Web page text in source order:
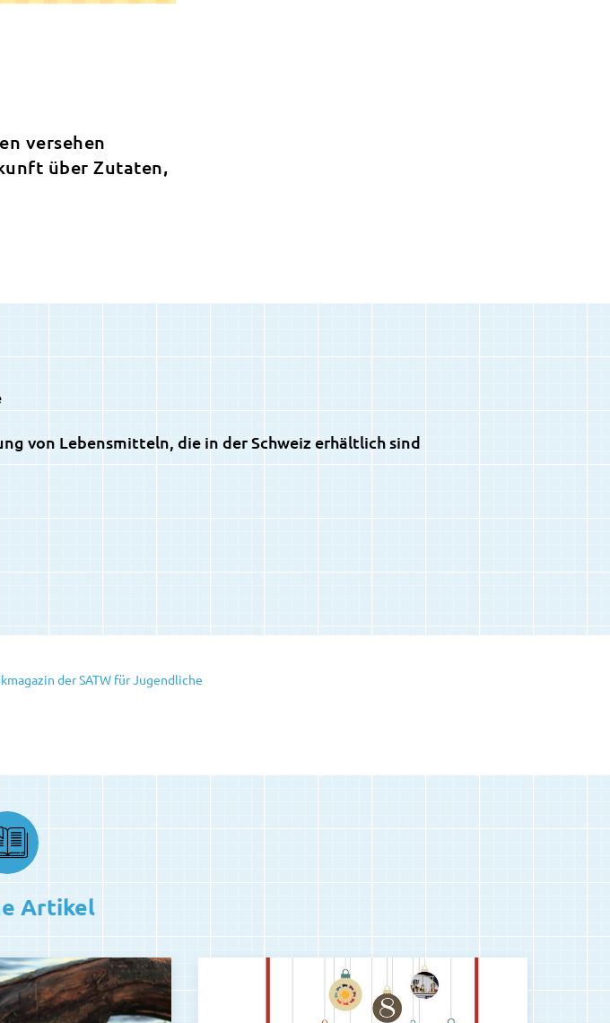
versehen
über Zutaten,
von Lebensmitteln, die in der Schweiz erhältlich sind
der SATW für Jugendliche
Artikel